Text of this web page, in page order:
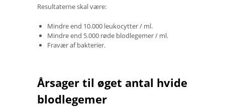
Resultaterne skal være:
Mindre end 10.000 leukocytter / ml.
Mindre end 5.000 røde blodlegemer / ml.
Fravær af bakterier.
Årsager til øget antal hvide
blodlegemer